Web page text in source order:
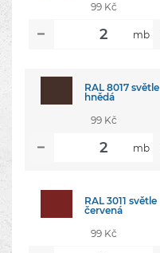
99 Kč
mb
RAL 8017 světle
hnědá
99 Kč
mb
RAL 3011 světle
červená
99 Kč